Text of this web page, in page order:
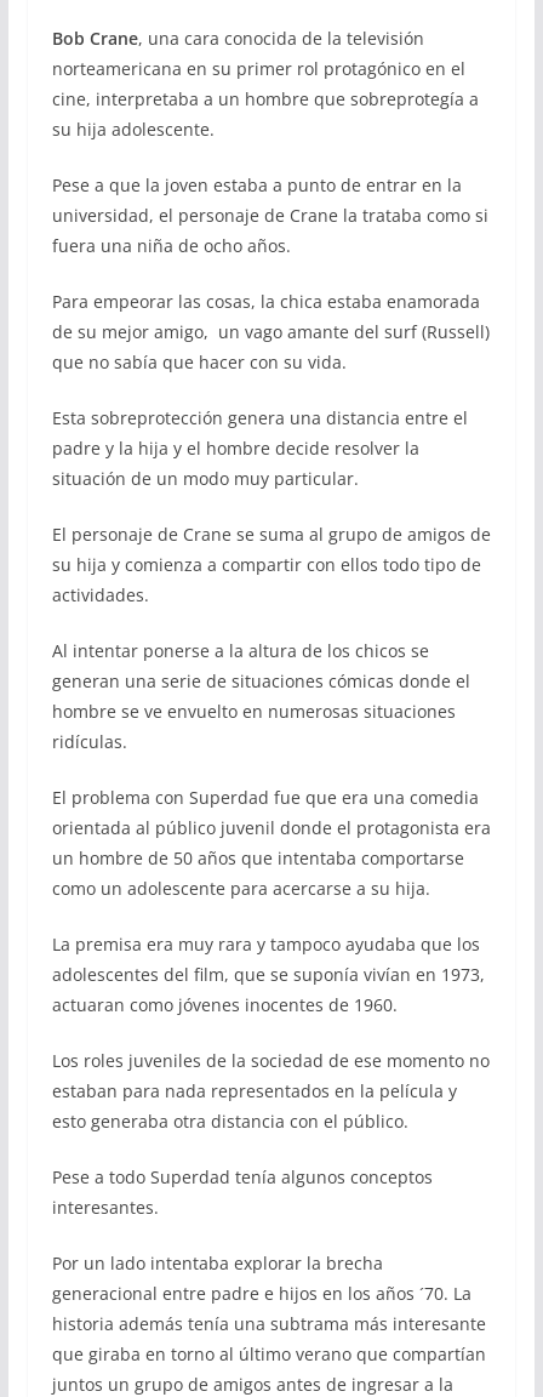
Bob Crane, una cara conocida de la televisión
norteamericana en su primer rol protagónico en el
cine, interpretaba a un hombre que sobreprotegía a
su hija adolescente.
Pese a que la joven estaba a punto de entrar en la
universidad, el personaje de Crane la trataba como si
fuera una niña de ocho años.
Para empeorar las cosas, la chica estaba enamorada
de su mejor amigo, un vago amante del surf (Russell)
que no sabía que hacer con su vida.
Esta sobreprotección genera una distancia entre el
padre y la hija y el hombre decide resolver la
situación de un modo muy particular.
El personaje de Crane se suma al grupo de amigos de
su hija y comienza a compartir con ellos todo tipo de
actividades.
Al intentar ponerse a la altura de los chicos se
generan una serie de situaciones cómicas donde el
hombre se ve envuelto en numerosas situaciones
ridículas.
El problema con Superdad fue que era una comedia
orientada al público juvenil donde el protagonista era
un hombre de 50 años que intentaba comportarse
como un adolescente para acercarse a su hija.
La premisa era muy rara y tampoco ayudaba que los
adolescentes del film, que se suponía vivían en 1973,
actuaran como jóvenes inocentes de 1960.
Los roles juveniles de la sociedad de ese momento no
estaban para nada representados en la película y
esto generaba otra distancia con el público.
Pese a todo Superdad tenía algunos conceptos
interesantes.
Por un lado intentaba explorar la brecha
generacional entre padre e hijos en los años ´70. La
historia además tenía una subtrama más interesante
que giraba en torno al último verano que compartían
juntos un grupo de amigos antes de ingresar a la